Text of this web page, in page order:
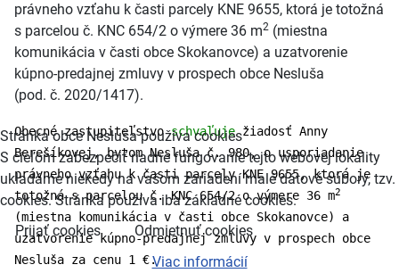
právneho vzťahu k časti parcely KNE 9655, ktorá je totožná
s parcelou č. KNC 654/2 o výmere 36 m2 (miestna
komunikácia v časti obce Skokanovce) a uzatvorenie
kúpno-predajnej zmluvy v prospech obce Nesluša
(pod. č. 2020/1417).
Obecné zastupiteľstvoschvaľuježiadosť Anny
Berešíkovej, bytom Nesluša č. 980, o usporiadanie
právneho vzťahu k časti parcely KNE 9655, ktorá je
totožná s parcelou č. KNC 654/2 o výmere 36 m2
(miestna komunikácia v časti obce Skokanovce) a
uzatvorenie kúpno-predajnej zmluvy v prospech obce
Nesluša za cenu 1 €.
Stránka obce Nesluša používa cookies
S cieľom zabezpečiť riadne fungovanie tejto webovej lokality
ukladáme niekedy na vašom zariadení malé dátové súbory, tzv.
cookies. Stránka používa iba základné cookies.
Prijať cookies
Odmietnuť cookies
Viac informácií